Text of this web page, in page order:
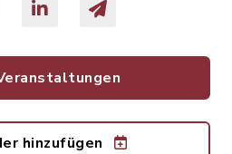
hinzufügen